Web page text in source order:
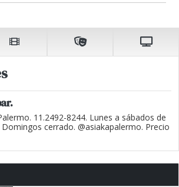
11.2492-8244. Lunes a sábados de
cerrado. @asiakapalermo. Precio